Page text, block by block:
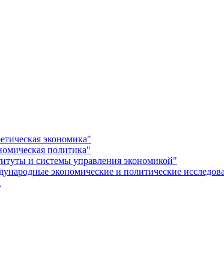
экономика"
политика"
и системы управления экономикой"
экономические и политические